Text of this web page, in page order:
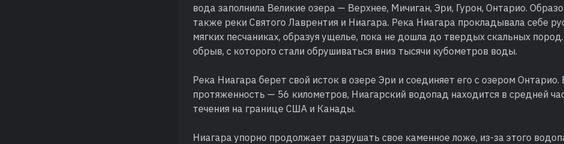
вода заполнила Великие озера — Верхнее, Мичиган, Эри, Гурон, Онтарио.
также реки Святого Лаврентия и Ниагара. Река Ниагара прокладывала себе
мягких песчаниках, образуя ущелье, пока не дошла до твердых скальных
обрыв, с которого стали обрушиваться вниз тысячи кубометров воды.
Река Ниагара берет свой исток в озере Эри и соединяет его с озером Онтарио.
протяженность — 56 километров, Ниагарский водопад находится в средней
течения на границе США и Канады.
Ниагара упорно продолжает разрушать свое каменное ложе, из-за этого